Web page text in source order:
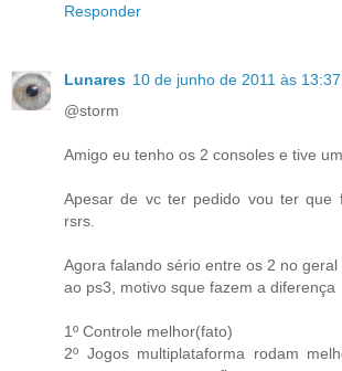
Responder
Lunares 10 de junho de 2011 às 13:37
@storm
Amigo eu tenho os 2 consoles e tive um
Apesar de vc ter pedido vou ter que
rsrs.
Agora falando sério entre os 2 no
ao ps3, motivo sque fazem a diferença
1º Controle melhor(fato)
2º Jogos multiplataforma rodam